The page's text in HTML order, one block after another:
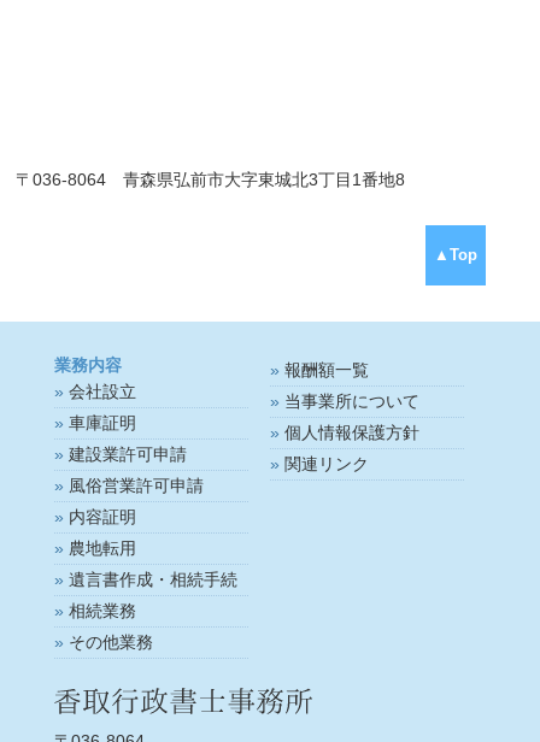
〒036-8064 青森県弘前市大字東城北3丁目1番地8
▲Top
業務内容
会社設立
車庫証明
建設業許可申請
風俗営業許可申請
内容証明
農地転用
遺言書作成・相続手続
相続業務
その他業務
報酬額一覧
当事業所について
個人情報保護方針
関連リンク